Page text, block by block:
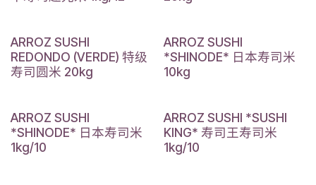
ARROZ SUSHI
REDONDO (VERDE) 特级
寿司圆米 20kg
ARROZ SUSHI
*SHINODE* 日本寿司米
10kg
ARROZ SUSHI
*SHINODE* 日本寿司米
1kg/10
ARROZ SUSHI *SUSHI
KING* 寿司王寿司米
1kg/10